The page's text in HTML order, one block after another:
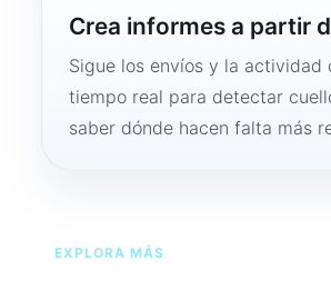
Crea informes a partir
Sigue los envíos y la
tiempo real para detectar
saber dónde hacen falta más
EXPLORA MÁS